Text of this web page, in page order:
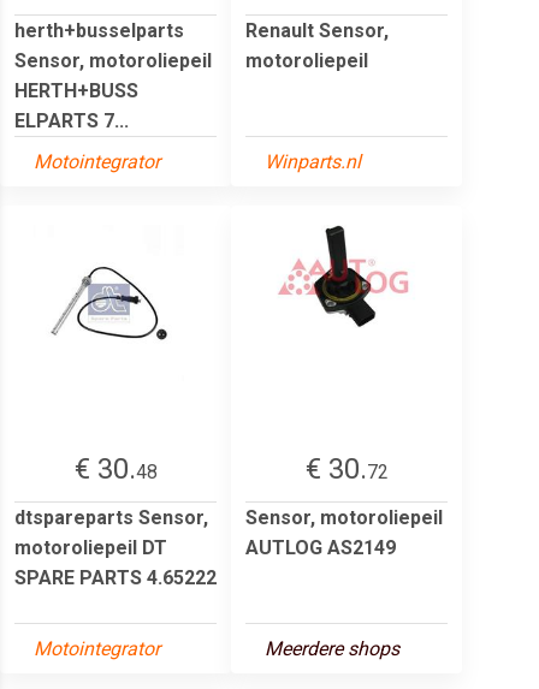
herth+busselparts
Sensor, motoroliepeil
HERTH+BUSS
ELPARTS 7...
Motointegrator
Renault Sensor,
motoroliepeil
Winparts.nl
€ 30.48
dtspareparts Sensor,
motoroliepeil DT
SPARE PARTS 4.65222
Motointegrator
€ 30.72
Sensor, motoroliepeil
AUTLOG AS2149
Meerdere shops